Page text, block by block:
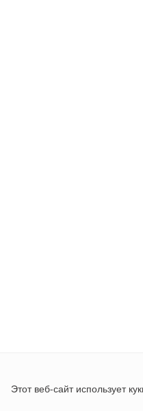
Этот веб-сайт использует